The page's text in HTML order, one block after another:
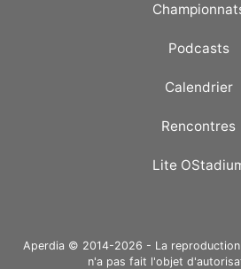
Podcasts
Calendrier
Rencontres
Lite
Aperdia © 2014-2026 - La
n'a pas fait l'objet